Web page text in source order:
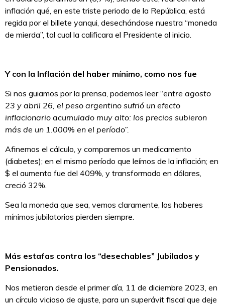
inflación qué, en este triste periodo de la República, está
regida por el billete yanqui, desechándose nuestra “moneda
de mierda”, tal cual la calificara el Presidente al inicio.
Y con la Inflación del haber mínimo, como nos fue
Si nos guiamos por la prensa, podemos leer “entre agosto
23 y abril 26, el peso argentino sufrió un efecto
inflacionario acumulado muy alto: los precios subieron
más de un 1.000% en el período”.
Afinemos el cálculo, y comparemos un medicamento
(diabetes); en el mismo período que leímos de la inflación; en
$ el aumento fue del 409%, y transformado en dólares,
creció 32%.
Sea la moneda que sea, vemos claramente, los haberes
mínimos jubilatorios pierden siempre.
Más estafas contra los “desechables” Jubilados y
Pensionados.
Nos metieron desde el primer día, 11 de diciembre 2023, en
un círculo vicioso de ajuste, para un superávit fiscal que deje